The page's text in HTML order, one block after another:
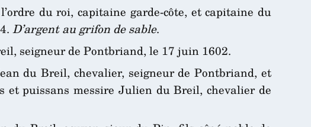
du roi, capitaine garde-côte, et capitaine du
D’argent au grifon de sable.
seigneur de Pontbriand, le 17 juin 1602.
du Breil, chevalier, seigneur de Pontbriand, et
et puissans messire Julien du Breil, chevalier de